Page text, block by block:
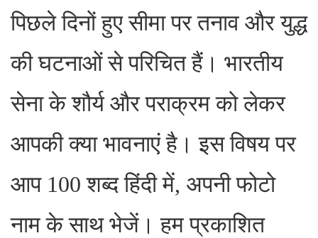
पिछले दिनों हुए सीमा पर तनाव और युद्ध
की घटनाओं से परिचित हैं। भारतीय
सेना के शौर्य और पराक्रम को लेकर
आपकी क्या भावनाएं है। इस विषय पर
आप 100 शब्द हिंदी में, अपनी फोटो
नाम के साथ भेजें। हम प्रकाशित